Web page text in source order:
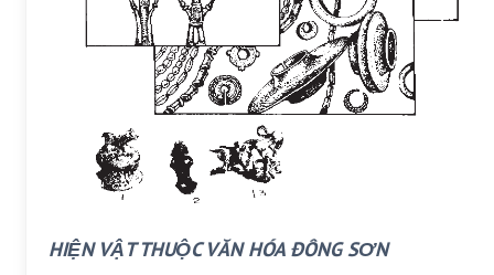
HIỆN VẬT THUỘC VĂN HÓA ĐÔNG SƠN